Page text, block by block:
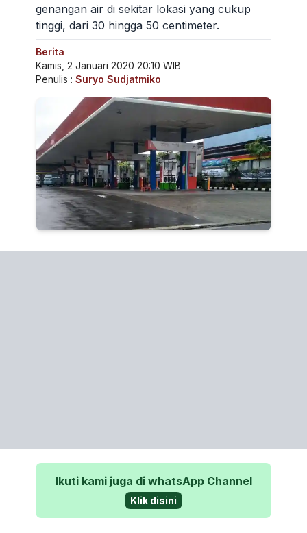
genangan air di sekitar lokasi yang cukup
tinggi, dari 30 hingga 50 centimeter.
Berita
Kamis, 2 Januari 2020 20:10 WIB
Penulis : Suryo Sudjatmiko
Ikuti kami juga di whatsApp Channel
Klik disini